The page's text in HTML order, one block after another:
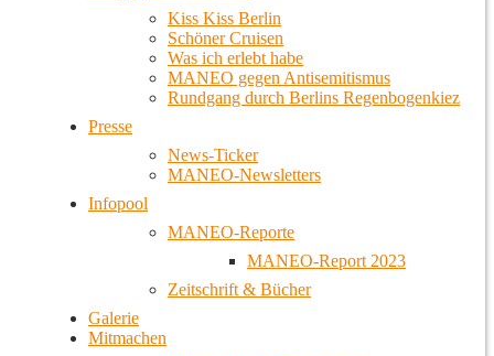
Kiss Kiss Berlin
Schöner Cruisen
Was ich erlebt habe
MANEO gegen Antisemitismus
Rundgang durch Berlins Regenbogenkiez
Presse
News-Ticker
MANEO-Newsletters
Infopool
MANEO-Reporte
MANEO-Report 2023
Zeitschrift & Bücher
Galerie
Mitmachen